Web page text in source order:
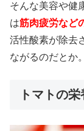
そんな美容や健
は筋肉疲労など
活性酸素が除去
ながるのだとか。
トマトの